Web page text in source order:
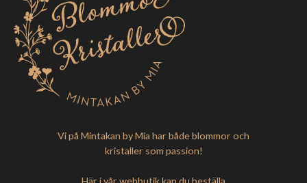
Vi på Mintakan by Mia har både blommor och
kristaller som passion!
Här i vår webbutik kan du beställa